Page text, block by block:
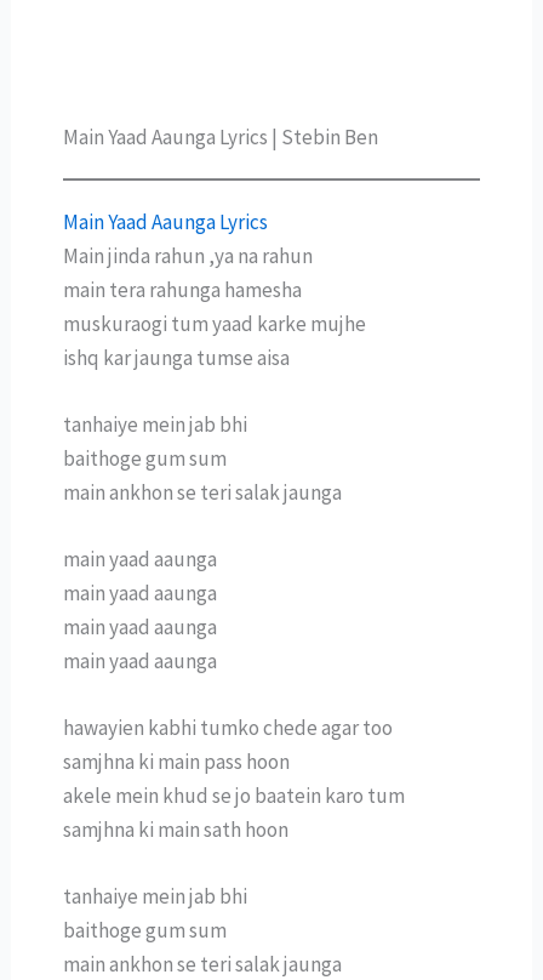
Main Yaad Aaunga Lyrics | Stebin Ben
Main Yaad Aaunga Lyrics
Main jinda rahun ,ya na rahun
main tera rahunga hamesha
muskuraogi tum yaad karke mujhe
ishq kar jaunga tumse aisa
tanhaiye mein jab bhi
baithoge gum sum
main ankhon se teri salak jaunga
main yaad aaunga
main yaad aaunga
main yaad aaunga
main yaad aaunga
hawayien kabhi tumko chede agar too
samjhna ki main pass hoon
akele mein khud se jo baatein karo tum
samjhna ki main sath hoon
tanhaiye mein jab bhi
baithoge gum sum
main ankhon se teri salak jaunga